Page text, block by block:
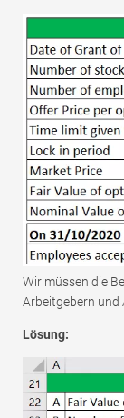
Wir müssen die
Arbeitgebern und
Lösung: